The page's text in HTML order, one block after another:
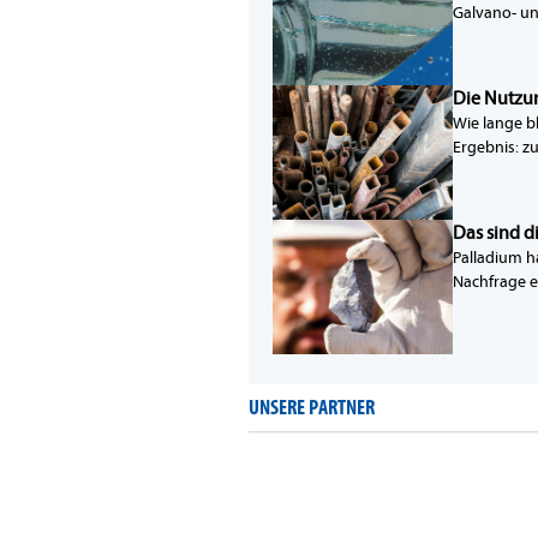
Galvano-
Die
Wie lange
Ergebnis:
Das sind
Palladium
Nachfrage
UNSERE PARTNER